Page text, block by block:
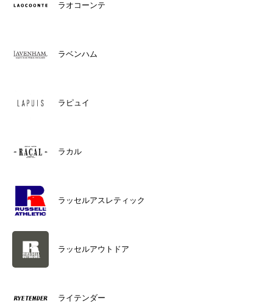
ラオコーンテ
ラベンハム
ラピュイ
ラカル
ラッセルアスレティック
ラッセルアウトドア
ライテンダー